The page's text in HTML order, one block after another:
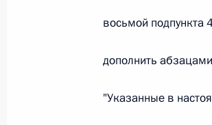
Вид документа
восьмой подпункта
дополнить
"Указанные в